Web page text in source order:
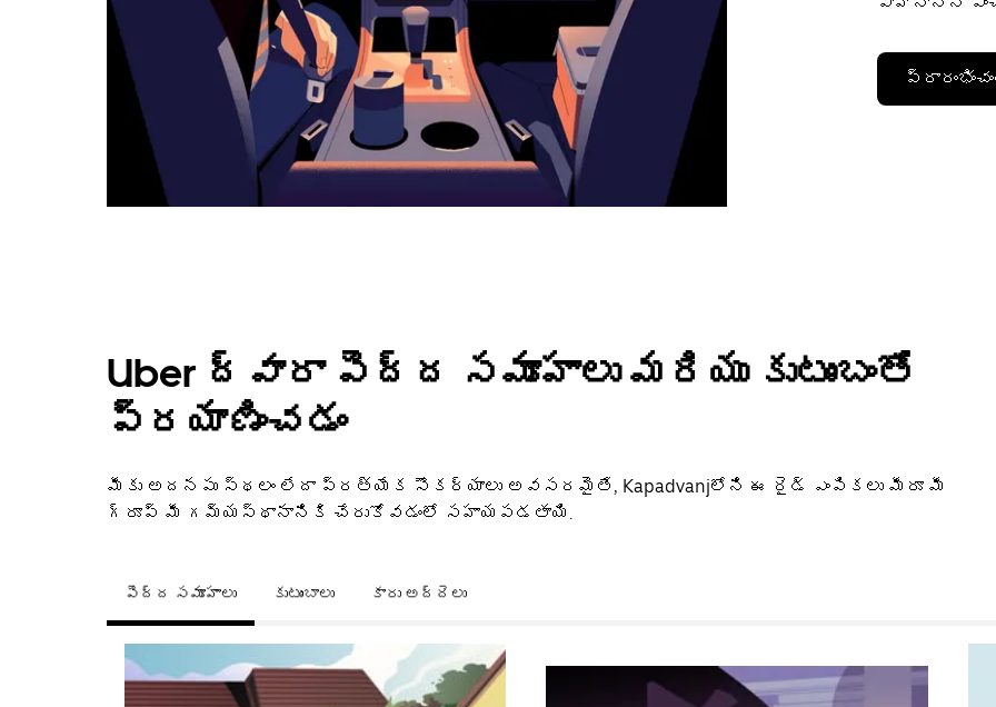
Uber ద్వారా పెద్ద సమూహాలు మరియు కుటుంబంతో
ప్రయాణించడం
మీకు అదనపు స్థలం లేదా ప్రత్యేక సౌకర్యాలు అవసరమైతే, Kapadvanjలోని ఈ రైడ్ ఎంపికలు మీరూ మీ
గ్రూప్ మీ గమ్యస్థానానికి చేరుకోవడంలో సహాయపడతాయి.
పెద్ద సమూహాలు కుటుంబాలు కారు అద్దెలు